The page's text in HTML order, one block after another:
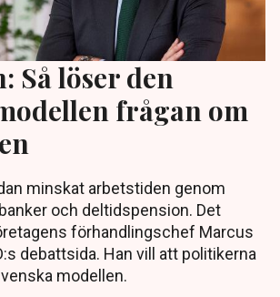
Så löser den
frågan om
minskat arbetstiden genom
och deltidspension. Det
förhandlingschef Marcus
debattsida. Han vill att politikerna
modellen.